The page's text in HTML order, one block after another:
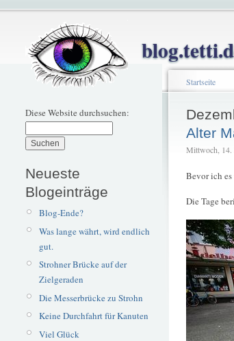
Diese Website durchsuchen:
Neueste
Blogeinträge
Blog-Ende?
Was lange währt, wird endlich
gut.
Strohner Brücke auf der
Zielgeraden
Die Messerbrücke zu Strohn
Keine Durchfahrt für Kanuten
Viel Glück
Startseite
Alter
Mittwoch, 14.
Bevor ich es
Die Tage